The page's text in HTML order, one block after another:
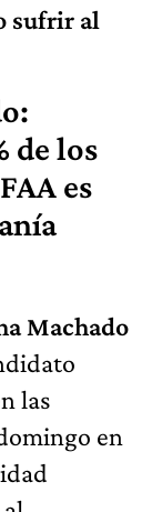
sufrir al
de los
es
Machado
las
en